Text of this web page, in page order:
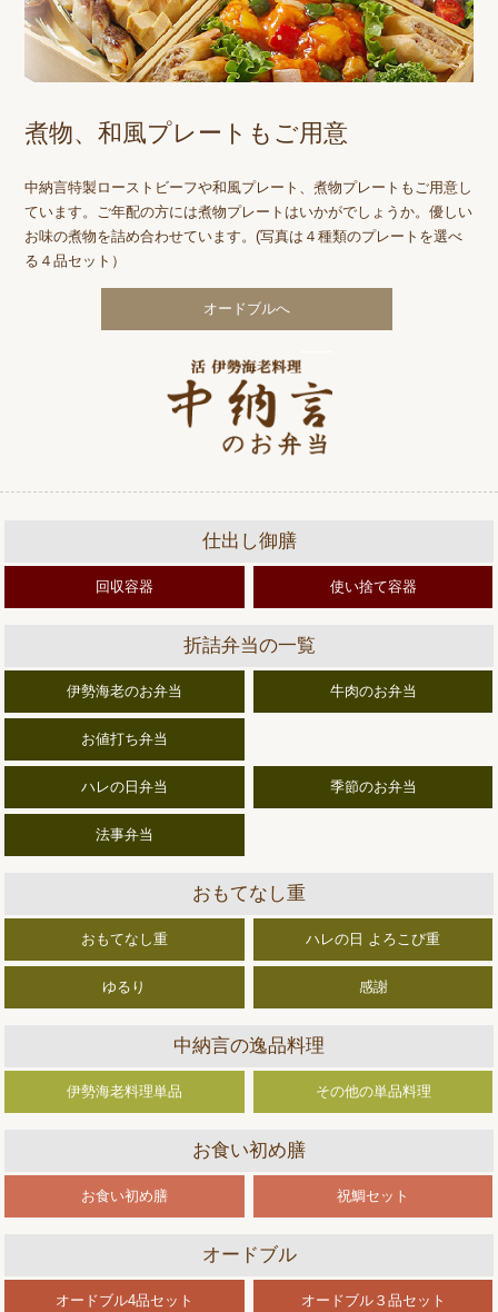
煮物、和風プレートもご用意
中納言特製ローストビーフや和風プレート、煮物プレートもご用意し
ています。ご年配の方には煮物プレートはいかがでしょうか。優しい
お味の煮物を詰め合わせています。(写真は４種類のプレートを選べ
る４品セット）
オードブルへ
仕出し御膳
回収容器 使い捨て容器
折詰弁当の一覧
伊勢海老のお弁当 牛肉のお弁当
お値打ち弁当
ハレの日弁当 季節のお弁当
法事弁当
おもてなし重
おもてなし重 ハレの日 よろこび重
ゆるり 感謝
中納言の逸品料理
伊勢海老料理単品 その他の単品料理
お食い初め膳
お食い初め膳 祝鯛セット
オードブル
オードブル4品セット オードブル３品セット